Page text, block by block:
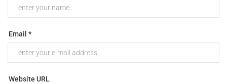
Email *
Website URL